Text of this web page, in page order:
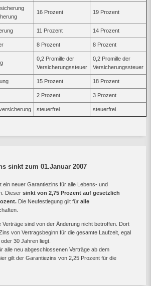
16 Prozent 19 Prozent
11 Prozent 14 Prozent
8 Prozent 8 Prozent
0,2 Promille der
Versicherungssteuer
0,2 Promille der
Versicherungssteuer
15 Prozent 18 Prozent
2 Prozent 3 Prozent
steuerfrei steuerfrei
sinkt zum 01.Januar 2007
ein neuer Garantiezins für alle Lebens- und
Dieser sinkt von 2,75 Prozent auf gesetzlich
Die Neufestlegung gilt für alle
Verträge sind von der Änderung nicht betroffen. Dort
von Vertragsbeginn für die gesamte Laufzeit, egal
30 Jahren liegt.
alle neu abgeschlossenen Verträge ab dem
gilt der Garantiezins von 2,25 Prozent für die